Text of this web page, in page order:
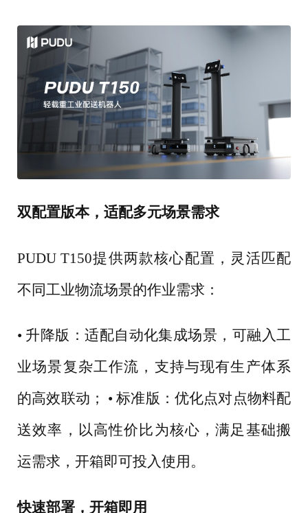
双配置版本，适配多元场景需求
PUDU T150提供两款核心配置，灵活匹配
不同工业物流场景的作业需求：
• 升降版：适配自动化集成场景，可融入工
业场景复杂工作流，支持与现有生产体系
的高效联动； • 标准版：优化点对点物料配
送效率，以高性价比为核心，满足基础搬
运需求，开箱即可投入使用。
快速部署，开箱即用